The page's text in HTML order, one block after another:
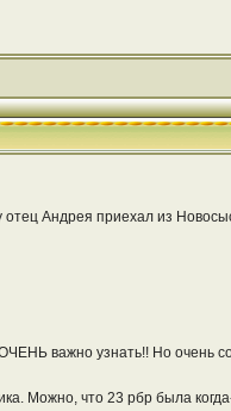
Андрея приехал из
важно узнать!! Но очень
Можно, что 23 рбр была